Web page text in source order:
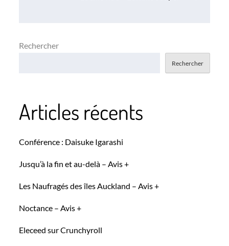
Rechercher
Rechercher
Articles récents
Conférence : Daisuke Igarashi
Jusqu’à la fin et au-delà – Avis +
Les Naufragés des îles Auckland – Avis +
Noctance – Avis +
Eleceed sur Crunchyroll